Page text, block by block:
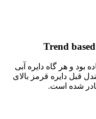
بود و هر گاه دایره آبی
قبل دایره قرمز بالای
شده است.